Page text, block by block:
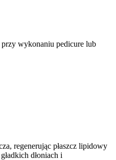
wykonaniu pedicure lub
regenerując płaszcz lipidowy
dłoniach i